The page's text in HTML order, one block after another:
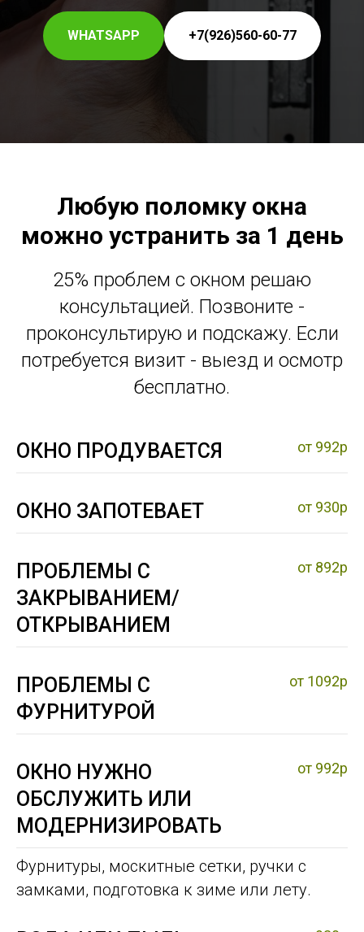
WHATSAPP +7(926)560-60-77
Любую поломку окна
можно устранить за 1 день
25% проблем с окном решаю
консультацией. Позвоните -
проконсультирую и подскажу. Если
потребуется визит - выезд и осмотр
бесплатно.
ОКНО ПРОДУВАЕТСЯ от 992р
ОКНО ЗАПОТЕВАЕТ от 930р
ПРОБЛЕМЫ С
ЗАКРЫВАНИЕМ/
ОТКРЫВАНИЕМ
от 892р
ПРОБЛЕМЫ С
ФУРНИТУРОЙ
от 1092р
ОКНО НУЖНО
ОБСЛУЖИТЬ ИЛИ
МОДЕРНИЗИРОВАТЬ
от 992р
Фурнитуры, москитные сетки, ручки с
замками, подготовка к зиме или лету.